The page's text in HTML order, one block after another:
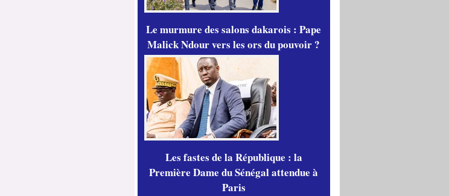
Le murmure des salons dakarois : Pape
Malick Ndour vers les ors du pouvoir ?
Les fastes de la République : la
Première Dame du Sénégal attendue à
Paris